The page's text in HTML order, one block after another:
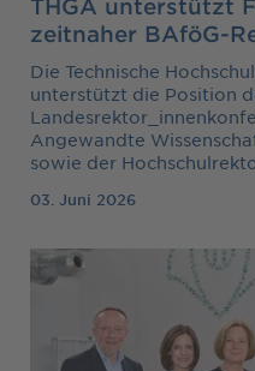
THGA unterstützt
zeitnaher BAföG-
Die Technische
unterstützt die Position
Angewandte
sowie der
03. Juni 2026